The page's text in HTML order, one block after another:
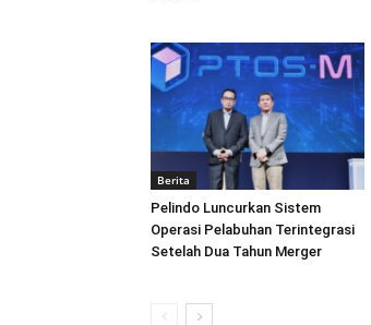
Berita
Pelindo Luncurkan Sistem
Operasi Pelabuhan Terintegrasi
Setelah Dua Tahun Merger